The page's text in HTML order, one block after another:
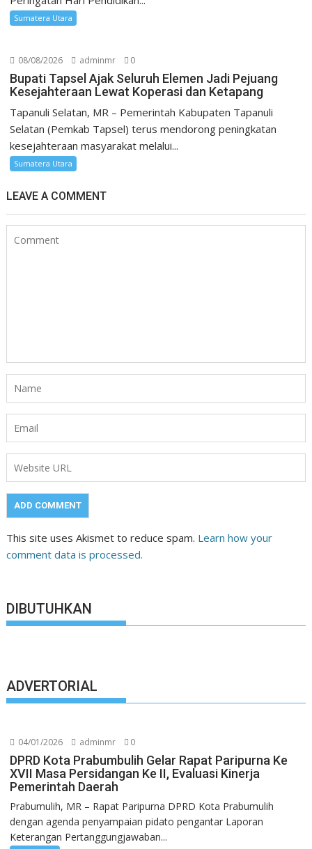
Sumatera Utara
08/08/2026 adminmr 0
Bupati Tapsel Ajak Seluruh Elemen Jadi Pejuang
Kesejahteraan Lewat Koperasi dan Ketapang
Tapanuli Selatan, MR – Pemerintah Kabupaten Tapanuli
Selatan (Pemkab Tapsel) terus mendorong peningkatan
kesejahteraan masyarakat melalui...
Sumatera Utara
LEAVE A COMMENT
This site uses Akismet to reduce spam. Learn how your
comment data is processed.
DIBUTUHKAN
ADVERTORIAL
04/01/2026 adminmr 0
DPRD Kota Prabumbulih Gelar Rapat Paripurna Ke
XVII Masa Persidangan Ke II, Evaluasi Kinerja
Pemerintah Daerah
Prabumulih, MR – Rapat Paripurna DPRD Kota Prabumulih
dengan agenda penyampaian pidato pengantar Laporan
Keterangan Pertanggungjawaban...